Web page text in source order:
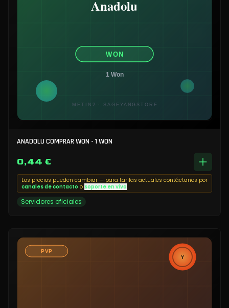
ANADOLU COMPRAR WON - 1 WON
0,44 €
Los precios pueden cambiar — para tarifas actuales contáctanos por
canales de contacto o soporte en vivo
Servidores oficiales